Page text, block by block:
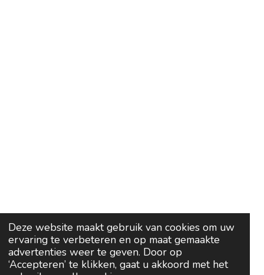
Deze website maakt gebruik van cookies om uw
ervaring te verbeteren en op maat gemaakte
advertenties weer te geven. Door op
‘Accepteren’ te klikken, gaat u akkoord met het